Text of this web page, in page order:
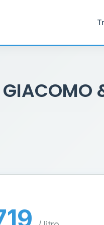
GIACOMO